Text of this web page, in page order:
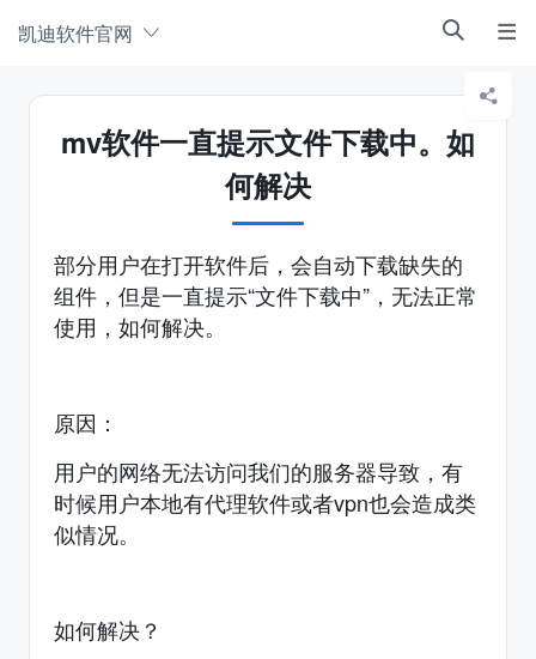
凯迪软件官网  
mv软件一直提示文件下载中。如
何解决
部分用户在打开软件后，会自动下载缺失的
组件，但是一直提示“文件下载中”，无法正常
使用，如何解决。
原因：
用户的网络无法访问我们的服务器导致，有
时候用户本地有代理软件或者vpn也会造成类
似情况。
如何解决？
